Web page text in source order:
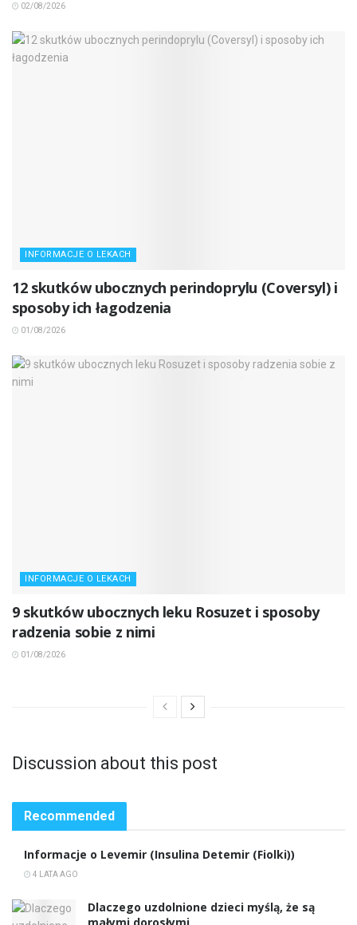
02/08/2026
INFORMACJE O LEKACH
12 skutków ubocznych perindoprylu (Coversyl) i
sposoby ich łagodzenia
01/08/2026
INFORMACJE O LEKACH
9 skutków ubocznych leku Rosuzet i sposoby
radzenia sobie z nimi
01/08/2026
Discussion about this post
Recommended
Informacje o Levemir (Insulina Detemir (Fiolki))
4 LATA AGO
Dlaczego uzdolnione dzieci myślą, że są